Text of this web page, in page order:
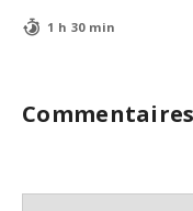
1 h 30 min
Commentaires